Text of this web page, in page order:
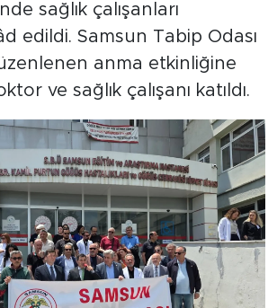
sağlık çalışanları
edildi. Samsun Tabip Odası
anma etkinliğine
ve sağlık çalışanı katıldı.